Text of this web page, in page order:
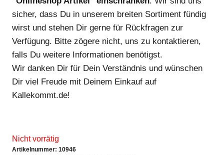
sicher, dass Du in unserem breiten Sortiment fündig
wirst und stehen Dir gerne für Rückfragen zur
Verfügung. Bitte zögere nicht, uns zu kontaktieren,
falls Du weitere Informationen benötigst.
Wir danken Dir für Dein Verständnis und wünschen
Dir viel Freude mit Deinem Einkauf auf
Kallekommt.de!
Nicht vorrätig
Artikelnummer: 10946